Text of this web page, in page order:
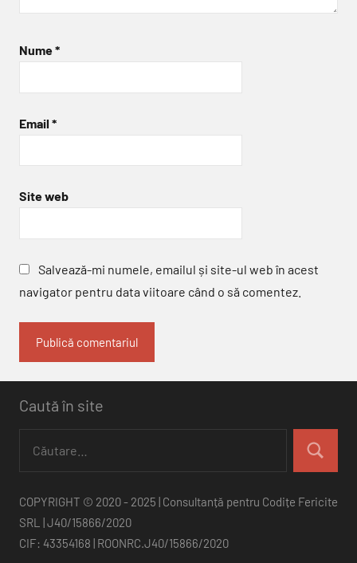
Nume*
Email *
Site web
Salvează-mi numele, emailul și site-ul web în acest
navigator pentru data viitoare când o să comentez.
Caută în site
după:
Căutare
COPYRIGHT © 2020 - 2025 | Consultanță pentru Codițe Fericite
SRL | J40/15866/2020
CIF: 43354168 | ROONRC.J40/15866/2020